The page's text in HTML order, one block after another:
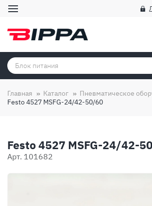
Категории товаров
Способы покупки
Вопросы и ответы
О компании
Главная Каталог
Пневматическое
Festo 4527 MSFG-24/42-50/60
Festo 4527 MSFG-24/42-
Арт. 101682